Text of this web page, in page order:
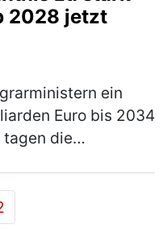
2028 jetzt
ein
Euro bis 2034
tagen die